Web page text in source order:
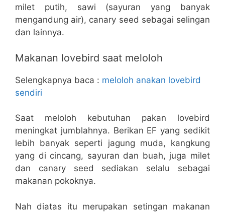
milet putih, sawi (sayuran yang banyak
mengandung air), canary seed sebagai selingan
dan lainnya.
Makanan lovebird saat meloloh
Selengkapnya baca : meloloh anakan lovebird
sendiri
Saat meloloh kebutuhan pakan lovebird
meningkat jumblahnya. Berikan EF yang sedikit
lebih banyak seperti jagung muda, kangkung
yang di cincang, sayuran dan buah, juga milet
dan canary seed sediakan selalu sebagai
makanan pokoknya.
Nah diatas itu merupakan setingan makanan